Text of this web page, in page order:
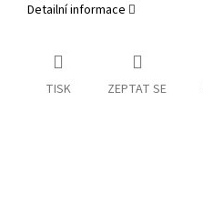
Detailní informace
TISK ZEPTAT SE